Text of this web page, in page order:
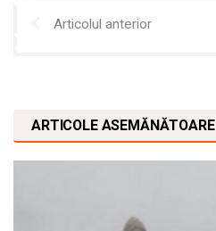
Articolul anterior
ARTICOLE ASEMĂNĂTOARE